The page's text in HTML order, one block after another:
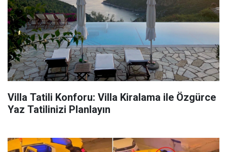
Villa Tatili Konforu: Villa Kiralama ile Özgürce
Yaz Tatilinizi Planlayın